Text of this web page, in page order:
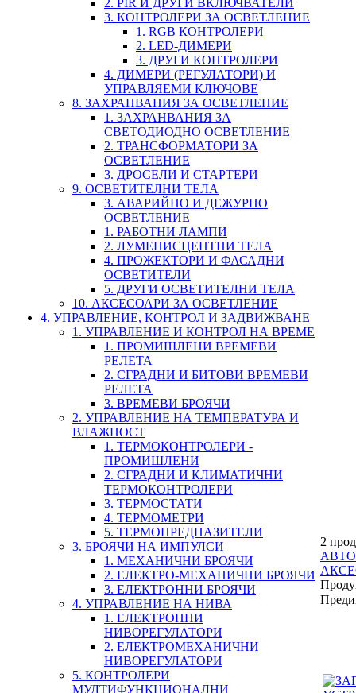
3. КОНТРОЛЕРИ ЗА ОСВЕТЛЕНИЕ
1. RGB КОНТРОЛЕРИ
2. LED-ДИМЕРИ
3. ДРУГИ КОНТРОЛЕРИ
4. ДИМЕРИ (РЕГУЛАТОРИ) И
УПРАВЛЯЕМИ КЛЮЧОВЕ
8. ЗАХРАНВАНИЯ ЗА ОСВЕТЛЕНИЕ
1. ЗАХРАНВАНИЯ ЗА
СВЕТОДИОДНО ОСВЕТЛЕНИЕ
2. ТРАНСФОРМАТОРИ ЗА
ОСВЕТЛЕНИЕ
3. ДРОСЕЛИ И СТАРТЕРИ
9. ОСВЕТИТЕЛНИ ТЕЛА
3. АВАРИЙНО И ДЕЖУРНО
ОСВЕТЛЕНИЕ
1. РАБОТНИ ЛАМПИ
2. ЛУМЕНИСЦЕНТНИ ТЕЛА
4. ПРОЖЕКТОРИ И ФАСАДНИ
ОСВЕТИТЕЛИ
5. ДРУГИ ОСВЕТИТЕЛНИ ТЕЛА
10. АКСЕСОАРИ ЗА ОСВЕТЛЕНИЕ
4. УПРАВЛЕНИЕ, КОНТРОЛ И ЗАДВИЖВАНЕ
1. УПРАВЛЕНИЕ И КОНТРОЛ НА ВРЕМЕ
1. ПРОМИШЛЕНИ ВРЕМЕВИ
РЕЛЕТА
2. СГРАДНИ И БИТОВИ ВРЕМЕВИ
РЕЛЕТА
3. ВРЕМЕВИ БРОЯЧИ
2. УПРАВЛЕНИЕ НА ТЕМПЕРАТУРА И
ВЛАЖНОСТ
1. ТЕРМОКОНТРОЛЕРИ -
ПРОМИШЛЕНИ
2. СГРАДНИ И КЛИМАТИЧНИ
ТЕРМОКОНТРОЛЕРИ
3. ТЕРМОСТАТИ
4. ТЕРМОМЕТРИ
5. ТЕРМОПРЕДПАЗИТЕЛИ
3. БРОЯЧИ НА ИМПУЛСИ
1. МЕХАНИЧНИ БРОЯЧИ
2. ЕЛЕКТРО-МЕХАНИЧНИ БРОЯЧИ
3. ЕЛЕКТРОННИ БРОЯЧИ
4. УПРАВЛЕНИЕ НА НИВА
1. ЕЛЕКТРОННИ
НИВОРЕГУЛАТОРИ
2. ЕЛЕКТРОМЕХАНИЧНИ
НИВОРЕГУЛАТОРИ
5. КОНТРОЛЕРИ
МУЛТИФУНКЦИОНАЛНИ
2